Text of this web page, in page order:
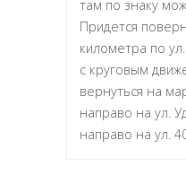
там по знаку
Придется
километра по
с круговым
вернуться на
направо на ул.
направо на ул.